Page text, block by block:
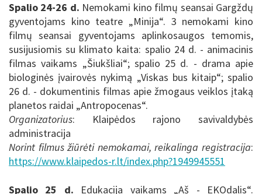
Spalio 24-26 d. Nemokami kino filmų seansai Gargždų
gyventojams kino teatre „Minija“. 3 nemokami kino
filmų seansai gyventojams aplinkosaugos temomis,
susijusiomis su klimato kaita: spalio 24 d. - animacinis
filmas vaikams „Šiukšliai“; spalio 25 d. - drama apie
biologinės įvairovės nykimą „Viskas bus kitaip“; spalio
26 d. - dokumentinis filmas apie žmogaus veiklos įtaką
planetos raidai „Antropocenas“.
Organizatorius: Klaipėdos rajono savivaldybės
administracija
Norint filmus žiūrėti nemokamai, reikalinga registracija:
https://www.klaipedos-r.lt/index.php?1949945551
Spalio 25 d. Edukacija vaikams „Aš - EKOdalis“.